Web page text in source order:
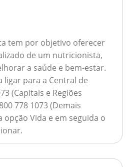
tem por objetivo oferecer
de um nutricionista,
a saúde e bem-estar.
ligar para a Central de
(Capitais e Regiões
778 1073 (Demais
opção Vida e em seguida o